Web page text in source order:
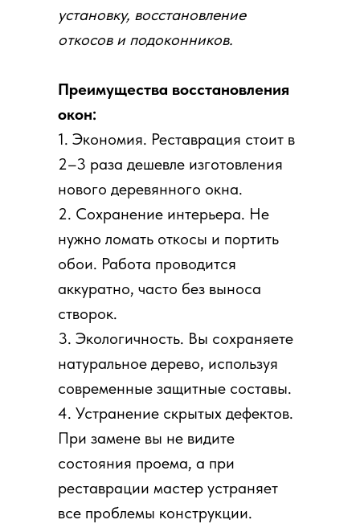
установку, восстановление
откосов и подоконников.
Преимущества восстановления
окон:
1. Экономия. Реставрация стоит в
2–3 раза дешевле изготовления
нового деревянного окна.
2. Сохранение интерьера. Не
нужно ломать откосы и портить
обои. Работа проводится
аккуратно, часто без выноса
створок.
3. Экологичность. Вы сохраняете
натуральное дерево, используя
современные защитные составы.
4. Устранение скрытых дефектов.
При замене вы не видите
состояния проема, а при
реставрации мастер устраняет
все проблемы конструкции.